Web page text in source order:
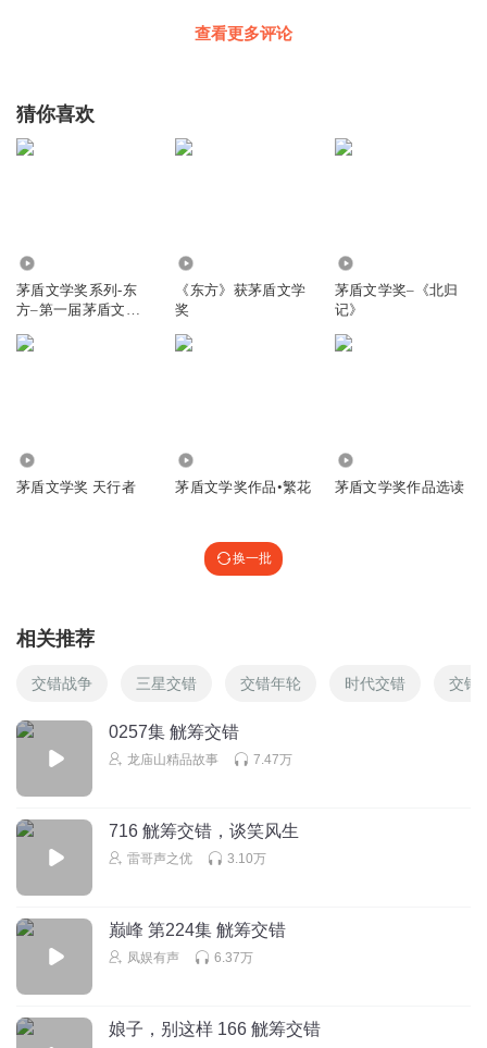
查看更多评论
猜你喜欢
茅盾文学奖系列-东
方–第一届茅盾文学
《东方》获茅盾文学
奖
茅盾文学奖–《北归
记》
茅盾文学奖 天行者 茅盾文学奖作品•繁花 茅盾文学奖作品选读
换一批
相关推荐
交错战争 三星交错 交错年轮 时代交错 交错
0257集 觥筹交错
龙庙山精品故事 7.47万
716 觥筹交错，谈笑风生
雷哥声之优 3.10万
巅峰 第224集 觥筹交错
凤娱有声 6.37万
娘子，别这样 166 觥筹交错